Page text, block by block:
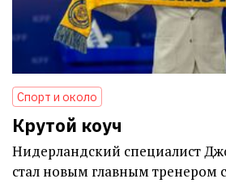
Спорт и около
Крутой коуч
Нидерландский специалист
стал новым главным тренером